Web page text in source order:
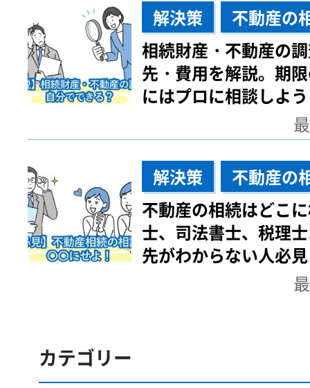
解決策
不動産の
相続財産・不動産の
先・費用を解説。期
にはプロに相談しよう
解決策
不動産の
不動産の相続はどこ
士、司法書士、税理
先がわからない人必見
カテゴリー